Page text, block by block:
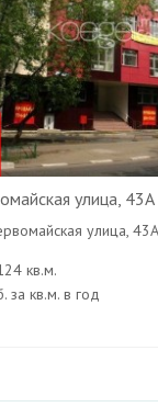
улица, 43А
улица, 43А
кв.м.
за кв.м. в год